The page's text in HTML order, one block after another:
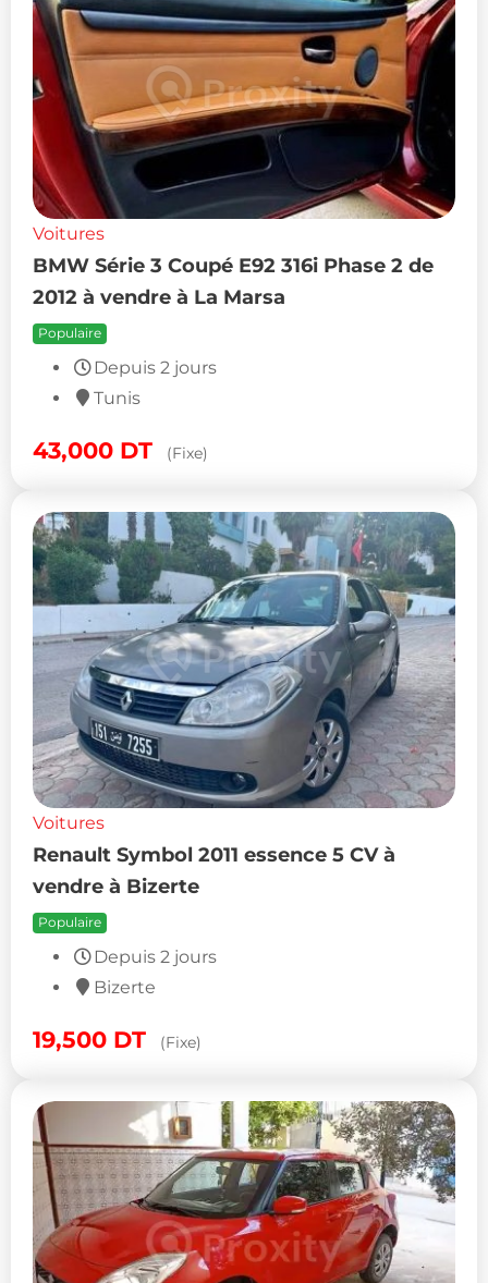
Voitures
BMW Série 3 Coupé E92 316i Phase 2 de
2012 à vendre à La Marsa
Populaire
Depuis 2 jours
Tunis
43,000 DT (Fixe)
Voitures
Renault Symbol 2011 essence 5 CV à
vendre à Bizerte
Populaire
Depuis 2 jours
Bizerte
19,500 DT (Fixe)